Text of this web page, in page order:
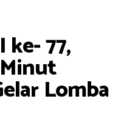
ke- 77,
Lomba